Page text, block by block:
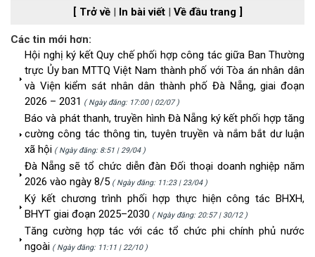
[ Trở về | In bài viết | Về đầu trang ]
Các tin mới hơn:
Hội nghị ký kết Quy chế phối hợp công tác giữa Ban Thường
trực Ủy ban MTTQ Việt Nam thành phố với Tòa án nhân dân
và Viện kiểm sát nhân dân thành phố Đà Nẵng, giai đoạn
2026 – 2031 ( Ngày đăng: 17:00 | 02/07 )
Báo và phát thanh, truyền hình Đà Nẵng ký kết phối hợp tăng
cường công tác thông tin, tuyên truyền và nắm bắt dư luận
xã hội ( Ngày đăng: 8:51 | 29/04 )
Đà Nẵng sẽ tổ chức diễn đàn Đối thoại doanh nghiệp năm
2026 vào ngày 8/5 ( Ngày đăng: 11:23 | 23/04 )
Ký kết chương trình phối hợp thực hiện công tác BHXH,
BHYT giai đoạn 2025–2030 ( Ngày đăng: 20:57 | 30/12 )
Tăng cường hợp tác với các tổ chức phi chính phủ nước
ngoài ( Ngày đăng: 11:11 | 22/10 )